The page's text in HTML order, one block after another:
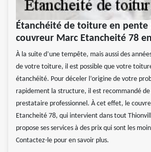
Étanchéité de toiture en pente
couvreur Marc Etancheité 78
À la suite d’une tempête, mais aussi des
de votre toiture, il est possible que votre
étanchéité. Pour déceler l’origine de votre
rapidement la structure, il est recommandé
prestataire professionnel. À cet effet, le
Etancheité 78, qui intervient dans tout
propose ses services à des prix qui sont les
Contactez-le pour en savoir plus.